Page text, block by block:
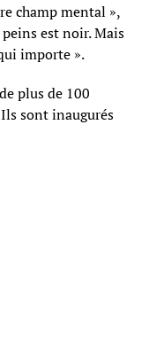
champ mental »,
est noir. Mais
importe ».
plus de 100
sont inaugurés